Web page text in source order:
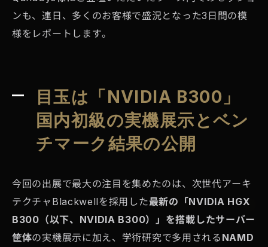
ンも、連日、多くのお客様で盛況となった3日間の模
様をレポートします。
目玉は「NVIDIA B300」
国内初級の実機展示とベン
チマーク結果の公開
今回の出展で最大の注目を集めたのは、次世代アーキ
テクチャBlackwellを採用した最新の「NVIDIA HGX
B300（以下、NVIDIA B300）」を搭載したサーバー
筐体の実機展示に加え、学術研究で多用される NAMD